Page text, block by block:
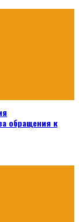
обращения к